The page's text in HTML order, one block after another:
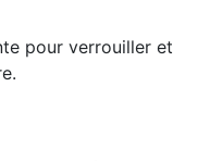
pour verrouiller et